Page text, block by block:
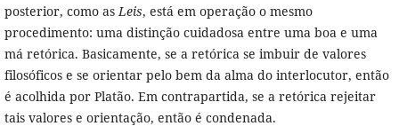
posterior, como asLeis, está em operação o mesmo
procedimento: uma distinção cuidadosa entre uma boa e uma
má retórica. Basicamente, se a retórica se imbuir de valores
filosóficos e se orientar pelo bem da alma do interlocutor, então
é acolhida por Platão. Em contrapartida, se a retórica rejeitar
tais valores e orientação, então é condenada.